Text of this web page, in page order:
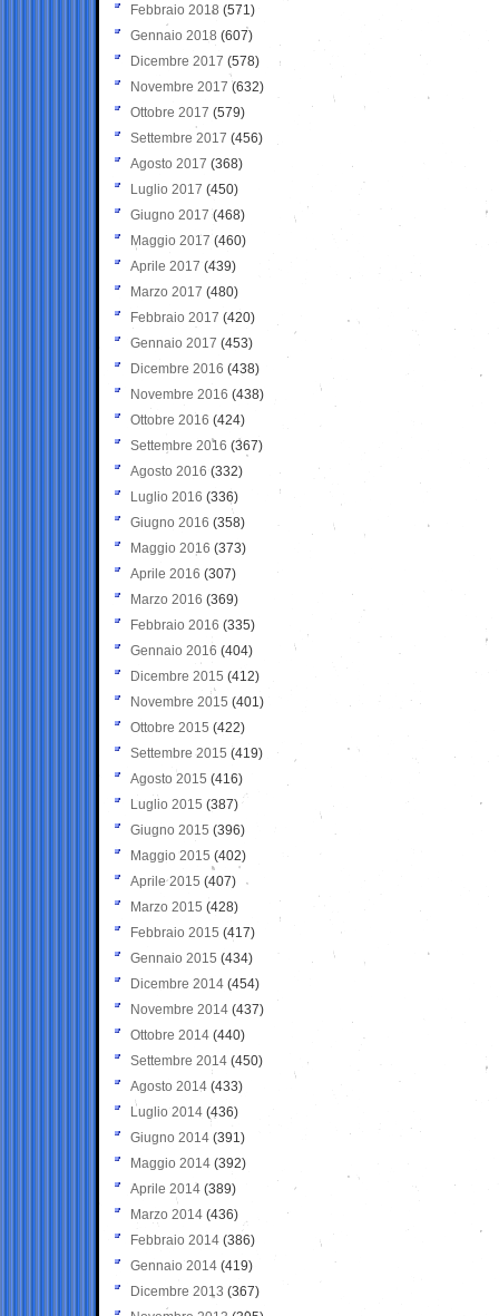
Febbraio 2018 (571)
Gennaio 2018 (607)
Dicembre 2017 (578)
Novembre 2017 (632)
Ottobre 2017 (579)
Settembre 2017 (456)
Agosto 2017 (368)
Luglio 2017 (450)
Giugno 2017 (468)
Maggio 2017 (460)
Aprile 2017 (439)
Marzo 2017 (480)
Febbraio 2017 (420)
Gennaio 2017 (453)
Dicembre 2016 (438)
Novembre 2016 (438)
Ottobre 2016 (424)
Settembre 2016 (367)
Agosto 2016 (332)
Luglio 2016 (336)
Giugno 2016 (358)
Maggio 2016 (373)
Aprile 2016 (307)
Marzo 2016 (369)
Febbraio 2016 (335)
Gennaio 2016 (404)
Dicembre 2015 (412)
Novembre 2015 (401)
Ottobre 2015 (422)
Settembre 2015 (419)
Agosto 2015 (416)
Luglio 2015 (387)
Giugno 2015 (396)
Maggio 2015 (402)
Aprile 2015 (407)
Marzo 2015 (428)
Febbraio 2015 (417)
Gennaio 2015 (434)
Dicembre 2014 (454)
Novembre 2014 (437)
Ottobre 2014 (440)
Settembre 2014 (450)
Agosto 2014 (433)
Luglio 2014 (436)
Giugno 2014 (391)
Maggio 2014 (392)
Aprile 2014 (389)
Marzo 2014 (436)
Febbraio 2014 (386)
Gennaio 2014 (419)
Dicembre 2013 (367)